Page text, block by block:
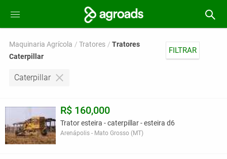
Maquinaria Agrícola Tratores
Tratores
Caterpillar
FILTRAR
Caterpillar
R$ 160,000
Trator esteira - caterpillar - esteira d6
Arenápolis - Mato Grosso (MT)